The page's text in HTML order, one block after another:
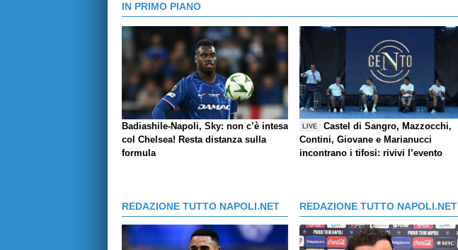
IN PRIMO PIANO
Badiashile-Napoli, Sky: non c’è intesa
col Chelsea! Resta distanza sulla
formula
LIVE
Castel di Sangro, Mazzocchi,
Contini, Giovane e Marianucci
incontrano i tifosi: rivivi l’evento
REDAZIONE TUTTO NAPOLI.NET REDAZIONE TUTTO NAPOLI.NET